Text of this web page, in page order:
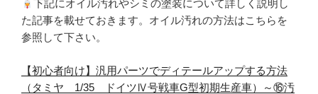
下記にオイル汚れやシミの塗装について詳しく説明し
た記事を載せておきます。オイル汚れの方法はこちらを
参照して下さい。
【初心者向け】汎用パーツでディテールアップする方法
（タミヤ 1/35 ドイツⅣ号戦車G型初期生産車）～⑯汚